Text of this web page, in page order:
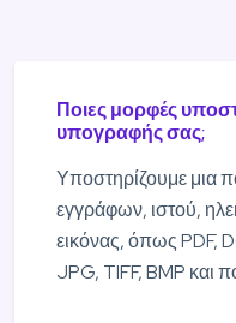
Ποιες μορφές
υπογραφής σας;
Υποστηρίζουμε μια
εγγράφων, ιστού,
εικόνας, όπως PDF,
JPG, TIFF, BMP και